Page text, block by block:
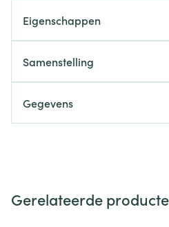
Eigenschappen
Samenstelling
Gegevens
Gerelateerde